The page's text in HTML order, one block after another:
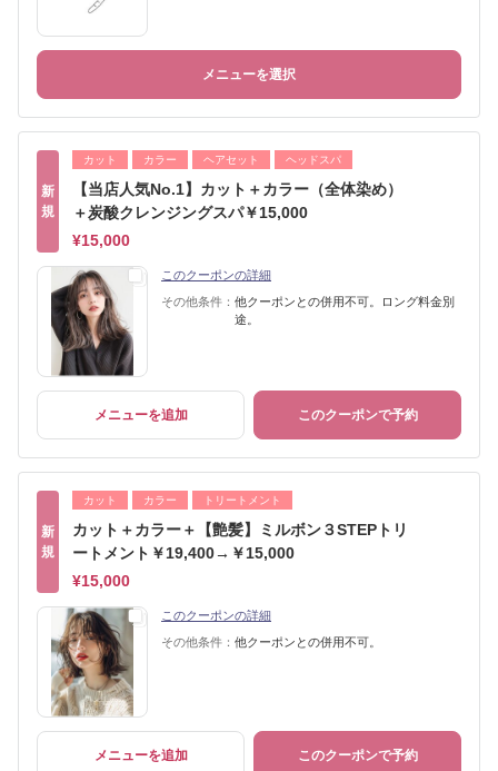
メニューを選択
新
規
カット カラー ヘアセット ヘッドスパ
【当店人気No.1】カット＋カラー（全体染め）
＋炭酸クレンジングスパ￥15,000
¥15,000
このクーポンの詳細
その他条件： 他クーポンとの併用不可。ロング料金別
途。
メニューを追加 このクーポンで予約
新
規
カット カラー トリートメント
カット＋カラー＋【艶髪】ミルボン３STEPトリ
ートメント￥19,400→￥15,000
¥15,000
このクーポンの詳細
その他条件： 他クーポンとの併用不可。
メニューを追加 このクーポンで予約